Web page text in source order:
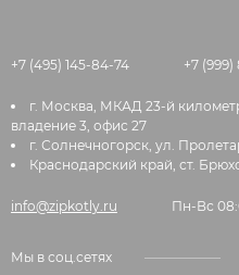
+7 (495) 145-84-74 +7
г. Москва, МКАД 23-й
владение 3, офис 27
г. Солнечногорск, ул.
Краснодарский край, ст.
info@zipkotly.ru Пн-Вс
Мы в соц.сетях